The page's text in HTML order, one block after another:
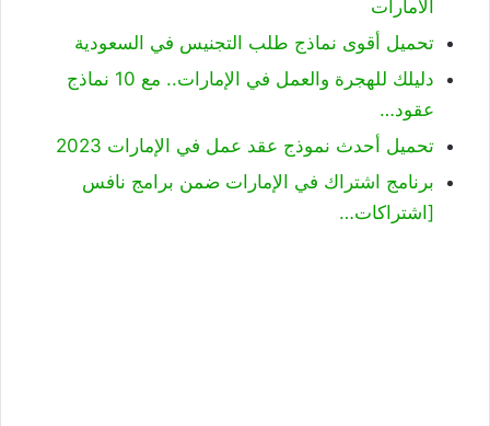
الامارات
تحميل أقوى نماذج طلب التجنيس في السعودية
دليلك للهجرة والعمل في الإمارات.. مع 10 نماذج
عقود…
تحميل أحدث نموذج عقد عمل في الإمارات 2023
برنامج اشتراك في الإمارات ضمن برامج نافس
[اشتراكات…